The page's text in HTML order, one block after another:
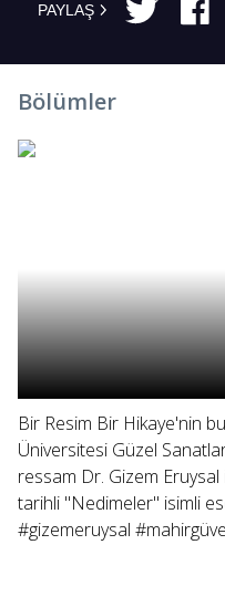
PAYLAŞ
Bölümler
Bir Resim Bir Hikaye'nin
Üniversitesi Güzel
ressam Dr. Gizem
tarihli "Nedimeler" isimli
#gizemeruysal